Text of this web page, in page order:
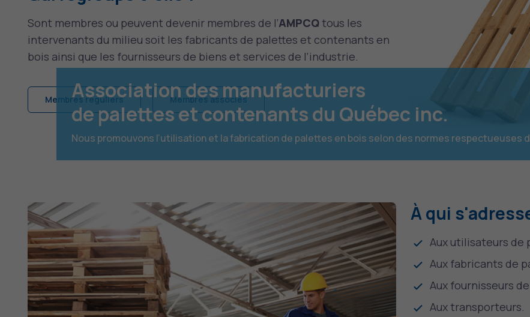
Association des manufacturiers
de palettes et contenants du Québec inc.
Nous promouvons l’utilisation et la fabrication de palettes en bois selon des normes respectueuses
Sont membres ou peuvent devenir membres de l’AMPCQtous les
intervenants du milieu soit les fabricants de palettes et contenants en
bois ainsi que les fournisseurs de biens et services de l’industrie.
Membres réguliers Membres associés
À qui
Aux utilisateurs de
Aux fabricants de
Aux fournisseurs
Aux transporteurs.